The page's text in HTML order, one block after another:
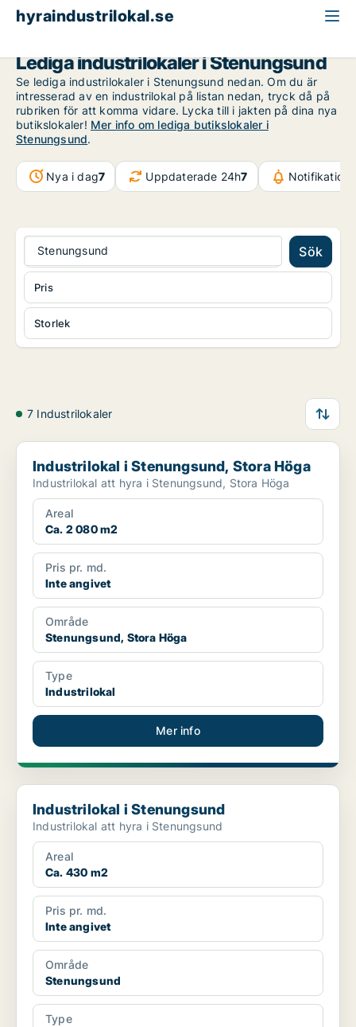
hyraindustrilokal.se
Lediga industrilokaler i Stenungsund
Se lediga industrilokaler i Stenungsund nedan. Om du är
intresserad av en industrilokal på listan nedan, tryck då på
rubriken för att komma vidare. Lycka till i jakten på dina nya
butikslokaler! Mer info om lediga butikslokaler i
Stenungsund.
Nya i dag7 Uppdaterade 24h7
Stenungsund Sök
Storlek
Pris
7 Industrilokaler
Industrilokal i Stenungsund, Stora Höga
Industrilokal i Stenungsund, Stora Höga
Industrilokal att hyra i Stenungsund, Stora Höga
Areal
Ca. 2 080 m2
Pris pr. md.
Inte angivet
Område
Stenungsund, Stora Höga
Type
Industrilokal
Mer info
Industrilokal i Stenungsund
Industrilokal i Stenungsund
Industrilokal att hyra i Stenungsund
Areal
Ca. 430 m2
Pris pr. md.
Inte angivet
Område
Stenungsund
Type